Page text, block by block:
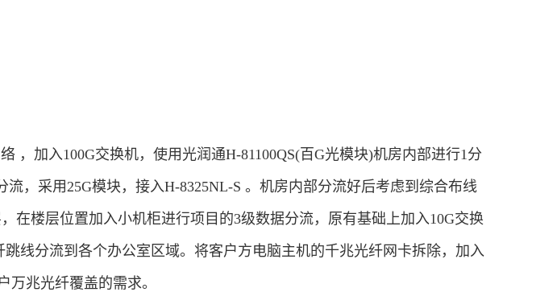
，加入100G交换机，使用光润通H-81100QS(百G光模块)机房内部进行1分
，采用25G模块，接入H-8325NL-S 。机房内部分流好后考虑到综合布线
在楼层位置加入小机柜进行项目的3级数据分流，原有基础上加入10G交换
线分流到各个办公室区域。将客户方电脑主机的千兆光纤网卡拆除，加入
万兆光纤覆盖的需求。